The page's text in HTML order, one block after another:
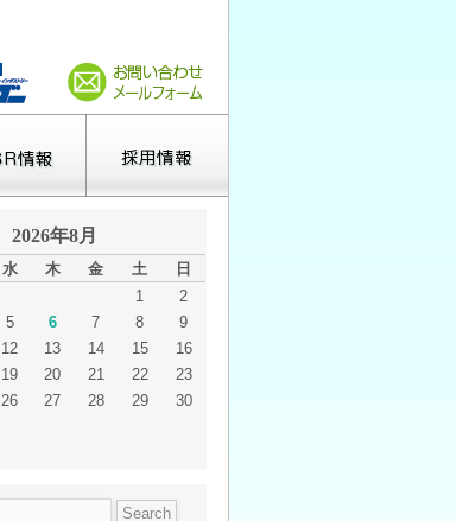
2026年8月
水 木 金 土
日
1
2
5 6 7 8
9
12 13 14 15
16
19 20 21 22
23
26 27 28 29
30